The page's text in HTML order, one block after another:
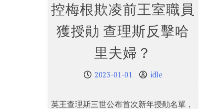
控梅根欺凌前王室職員
獲授勛 查理斯反擊哈
里夫婦？
2023-01-01 idle
英王查理斯三世公布首次新年授勛名單，